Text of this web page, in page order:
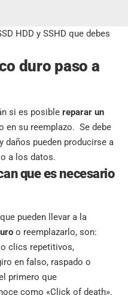
HDD y SSHD que debes
duro paso a
si es posible reparar un
en su reemplazo. Se debe
daños pueden producirse a
a los datos.
que es necesario
pueden llevar a la
o reemplazarlo, son:
clics repetitivos,
en falso, raspado o
primero que
como «Click of death».